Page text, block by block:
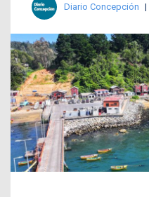
Diario Concepción